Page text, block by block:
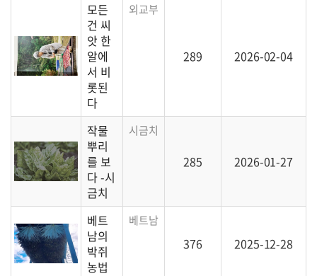
모든
건 씨
앗 한
알에
서 비
롯된
다
외교부에서 간행하는 잡지에 소개된 씨드
289 2026-02-04
작물
뿌리
를 보
다 -시
금치
시금치의 뿌리에 대해 알아봅시다
285 2026-01-27
베트
남의
박쥐
농법
베트남의 농민은 박쥐를 이용해 생태적으
376 2025-12-28